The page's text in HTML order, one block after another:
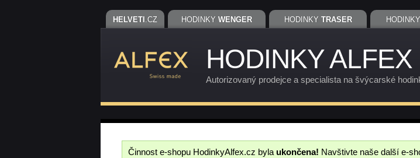
HELVETI .CZ HODINKY WENGER HODINKY TRASER HODINKY
HODINKY ALFEX
Autorizovaný prodejce a specialista na švýcarské
Činnost e-shopu HodinkyAlfex.cz byla ukončena! Navštivte naše další e-